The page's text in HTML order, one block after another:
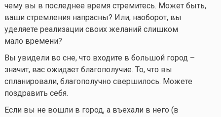
чему вы в последнее время стремитесь. Может быть,
ваши стремления напрасны? Или, наоборот, вы
уделяете реализации своих желаний слишком
мало времени?
Вы увидели во сне, что входите в большой город –
значит, вас ожидает благополучие. То, что вы
спланировали, благополучно свершилось. Можете
поздравить себя.
Если вы не вошли в город, а въехали в него (в